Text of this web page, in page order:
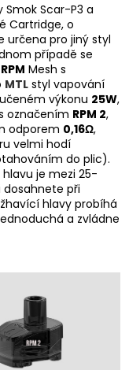
Scar-P3 a
Cartridge, o
určena pro jiný styl
případě se
RPM Mesh s
MTL styl vapování
výkonu 25W,
označením RPM 2,
odporem 0,16Ω,
velmi hodí
do plic).
je mezi 25-
dosahnete při
hlavy probíhá
a zvládne